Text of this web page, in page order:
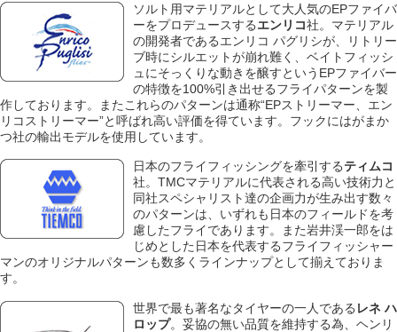
ソルト用マテリアルとして大人気のEPファイバ
ーをプロデュースするエンリコ社。マテリアル
の開発者であるエンリコ パグリシが、リトリー
ブ時にシルエットが崩れ難く、ベイトフィッシ
ュにそっくりな動きを醸すというEPファイバー
の特徴を100%引き出せるフライパターンを製
作しております。またこれらのパターンは通称“EPストリーマー、エン
リコストリーマー”と呼ばれ高い評価を得ています。フックにはがまか
つ社の輸出モデルを使用しています。
日本のフライフィッシングを牽引するティムコ
社。TMCマテリアルに代表される高い技術力と
同社スペシャリスト達の企画力が生み出す数々
のパターンは、いずれも日本のフィールドを考
慮したフライであります。また岩井渓一郎をは
じめとした日本を代表するフライフィッシャー
マンのオリジナルパターンも数多くラインナップとして揃えておりま
す。
世界で最も著名なタイヤーの一人である レネ ハ
ロップ。妥協の無い品質を維持する為、ヘンリ